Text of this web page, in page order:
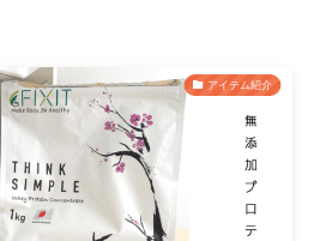
アイテム紹介